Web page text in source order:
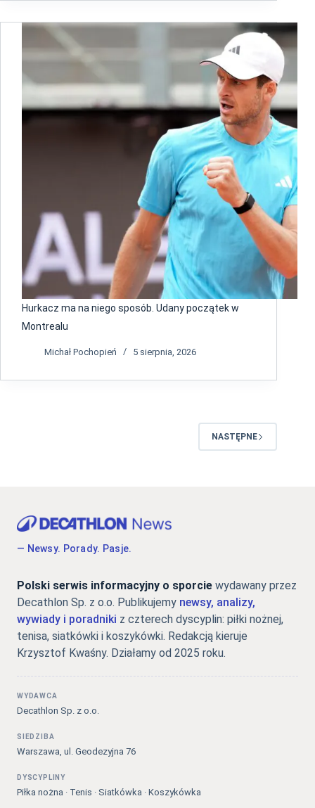
Hurkacz ma na niego sposób. Udany początek w
Montrealu
Michał Pochopień 5 sierpnia, 2026
NASTĘPNE
— Newsy. Porady. Pasje.
Polski serwis informacyjny o sporcie wydawany przez
Decathlon Sp. z o.o. Publikujemy newsy, analizy,
wywiady i poradniki z czterech dyscyplin: piłki nożnej,
tenisa, siatkówki i koszykówki. Redakcją kieruje
Krzysztof Kwaśny. Działamy od 2025 roku.
WYDAWCA
Decathlon Sp. z o.o.
SIEDZIBA
Warszawa, ul. Geodezyjna 76
DYSCYPLINY
Piłka nożna · Tenis · Siatkówka · Koszykówka